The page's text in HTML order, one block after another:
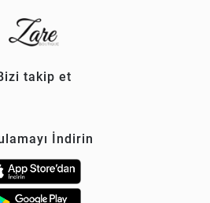
takip et
İndirin